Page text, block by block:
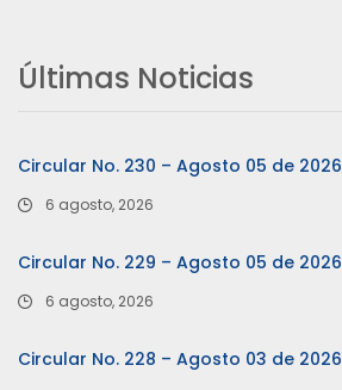
Últimas Noticias
Circular No. 230 – Agosto 05 de 2026
6 agosto, 2026
Circular No. 229 – Agosto 05 de 2026
6 agosto, 2026
Circular No. 228 – Agosto 03 de 2026